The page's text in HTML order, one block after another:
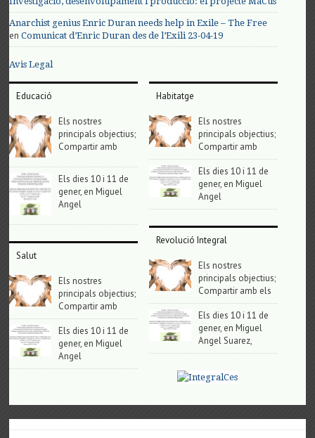
Anarchist genius Enric Duran needs help in Exile – The Free
enComunicat d’Enric Duran des de l’Exili 23-04-19
Avis Legal
Educació
Els nostres
principals objectius;
Compartir amb
Els dies 10 i 11 de
gener, en Miguel
Angel
Salut
Els nostres
principals objectius;
Compartir amb
Els dies 10 i 11 de
gener, en Miguel
Angel
Habitatge
Els nostres
principals objectius;
Compartir amb
Els dies 10 i 11 de
gener, en Miguel
Angel
Revolució Integral
Els nostres
principals objectius;
Compartir amb els
Els dies 10 i 11 de
gener, en Miguel
Angel Suarez,